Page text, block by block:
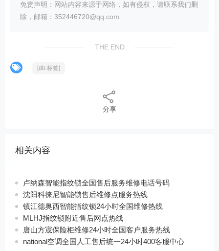
免责声明：网站内容来源于网络，如有侵权，请联系我们删
除，邮箱：352446720@qq.com
THE END
[db:标签]
分享
相关内容
卢纳森智能指纹锁全国售后服务维修电话号码
沈阳科徕尼智能锁售后维修点服务热线
镇江德奥西智能指纹锁24小时全国维修热线
MLHJ指纹锁附近售后网点热线
唐山方宬保险柜维修24小时全国客户服务热线
national空调全国人工售后统一24小时400客服中心